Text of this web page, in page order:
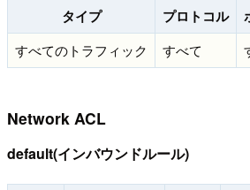
タイプ プロトコル
すべてのトラフィック すべて
Network ACL
default(インバウンドルール)